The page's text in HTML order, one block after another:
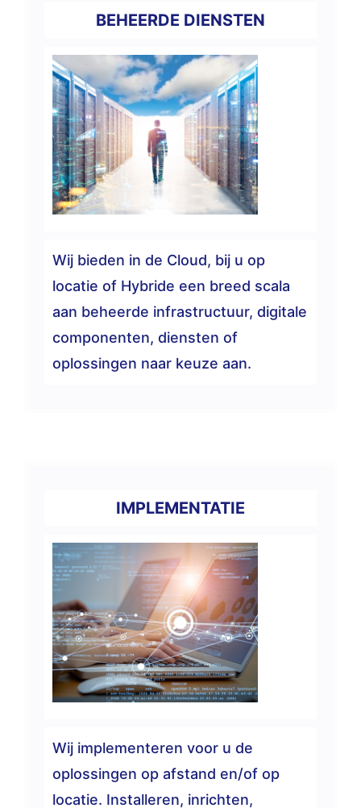
BEHEERDE DIENSTEN
Wij bieden in de Cloud, bij u op
locatie of Hybride een breed scala
aan beheerde infrastructuur, digitale
componenten, diensten of
oplossingen naar keuze aan.
IMPLEMENTATIE
Wij implementeren voor u de
oplossingen op afstand en/of op
locatie. Installeren, inrichten,